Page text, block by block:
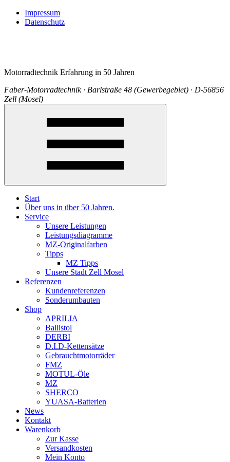
Impressum
Datenschutz
Motorradtechnik Erfahrung in 50 Jahren
Faber-Motorradtechnik · Barlstraße 48 (Gewerbegebiet) · D-56856
Zell (Mosel)
Start
Über uns in über 50 Jahren.
Service
Unsere Leistungen
Leistungsdiagramme
MZ-Originalfarben
Tipps
MZ Tipps
Unsere Stadt Zell Mosel
Referenzen
Kundenreferenzen
Sonderumbauten
Shop
APRILIA
Ballistol
DERBI
D.I.D-Kettensätze
Gebrauchtmotorräder
FMZ
MOTUL-Öle
MZ
SHERCO
YUASA-Batterien
News
Kontakt
Warenkorb
Zur Kasse
Versandkosten
Mein Konto